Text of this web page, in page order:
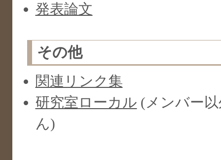
発表論文
その他
関連リンク集
研究室ローカル (メンバー
ん)